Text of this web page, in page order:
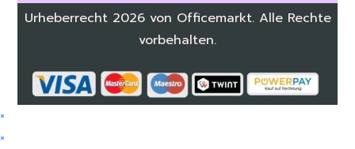
Urheberrecht 2026 von Officemarkt. Alle Rechte
vorbehalten.
×
×